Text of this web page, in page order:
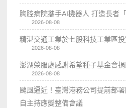
胸腔病院攜手AI機器人 打造長者
2026-08-08
精湛交通工業於七股科技工業區
2026-08-08
澎湖榮服處感謝希望種子基金會
2026-08-08
颱風逼近！臺灣港務公司提前部
自主持應變整備會議